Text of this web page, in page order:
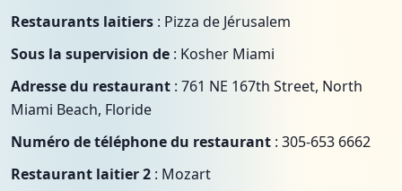
Restaurants laitiers : Pizza de Jérusalem
Sous la supervision de : Kosher Miami
Adresse du restaurant : 761 NE 167th Street, North
Miami Beach, Floride
Numéro de téléphone du restaurant : 305-653 6662
Restaurant laitier 2 : Mozart